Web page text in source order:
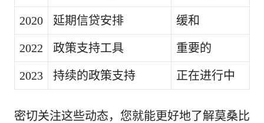
2020 延期信贷安排 缓和
2022 政策支持工具 重要的
2023 持续的政策支持 正在进行中
密切关注这些动态，您就能更好地了解莫桑比